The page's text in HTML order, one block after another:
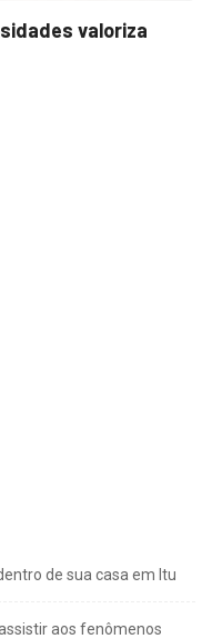
valoriza
de sua casa em Itu
aos fenômenos